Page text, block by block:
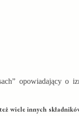
opowiadający o
innych